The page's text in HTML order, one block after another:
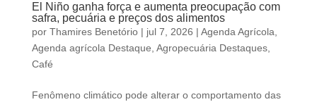
El Niño ganha força e aumenta preocupação com
safra, pecuária e preços dos alimentos
por Thamires Benetório| jul 7, 2026 | Agenda Agrícola
Agenda agrícola Destaque Agropecuária Destaques,
Café
Fenômeno climático pode alterar o comportamento das